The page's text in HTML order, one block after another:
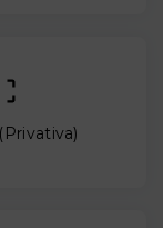
( Privativa)